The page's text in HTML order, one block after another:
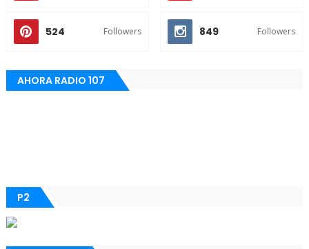
524 Followers 849 Followers
AHORA RADIO 107
P2